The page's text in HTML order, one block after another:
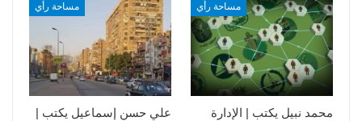
مساحة رأي
علي حسن إسماعيل يكتب |
مساحة رأي
محمد نبيل يكتب | الإدارة